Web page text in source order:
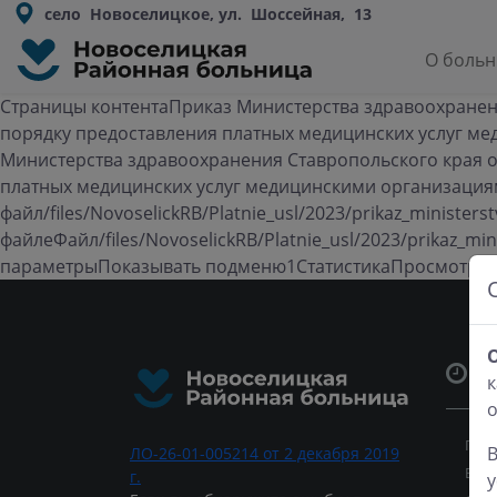
село Новоселицкое, ул. Шоссейная, 13
О
Страницы контентаПриказ Министерства
порядку предоставления платных медицинских услуг
Министерства здравоохранения Ставропольского
платных медицинских услуг медицинскими
файл/files/NovoselickRB/Platnie_usl/2023/
файлеФайл/files/NovoselickRB/Platnie_usl/2023/
параметрыПоказывать подменю1СтатистикаПросмотров0
ЛО-26-01-005214 от 2 декабря 2019
г.